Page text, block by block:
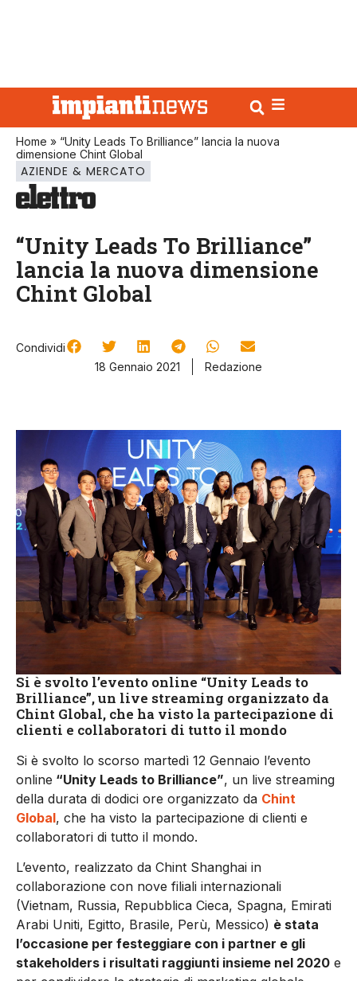
Home » “Unity Leads To Brilliance” lancia la nuova
dimensione Chint Global
AZIENDE & MERCATO
“Unity Leads To Brilliance”
lancia la nuova dimensione
Chint Global
Condividi
18 Gennaio 2021
Redazione
Si è svolto l’evento online “Unity Leads to
Brilliance”, un live streaming organizzato da
Chint Global, che ha visto la partecipazione di
clienti e collaboratori di tutto il mondo
Si è svolto lo scorso martedì 12 Gennaio l’evento
online “Unity Leads to Brilliance”, un live streaming
della durata di dodici ore organizzato da Chint
Global, che ha visto la partecipazione di clienti e
collaboratori di tutto il mondo.
L’evento, realizzato da Chint Shanghai in
collaborazione con nove filiali internazionali
(Vietnam, Russia, Repubblica Cieca, Spagna, Emirati
Arabi Uniti, Egitto, Brasile, Perù, Messico) è stata
l’occasione per festeggiare con i partner e gli
stakeholders i risultati raggiunti insieme nel 2020 e